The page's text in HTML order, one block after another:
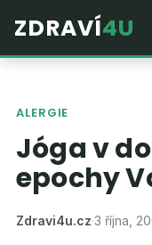
ZDRAVÍ4U
ALERGIE
Jóga v
epochy
Zdravi4u.cz·3 října,